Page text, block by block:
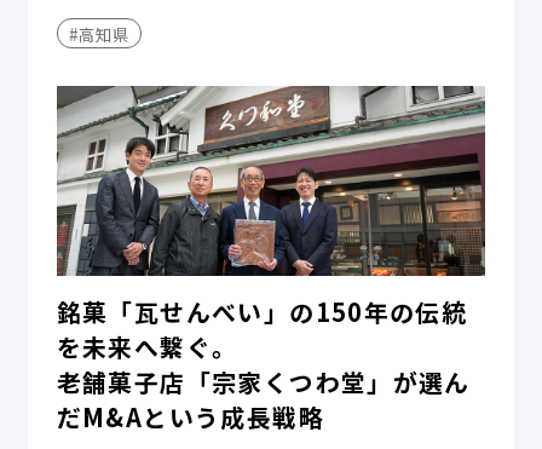
#高知県
銘菓「瓦せんべい」の150年の伝統
を未来へ繋ぐ。
老舗菓子店「宗家くつわ堂」が選ん
だM&Aという成長戦略